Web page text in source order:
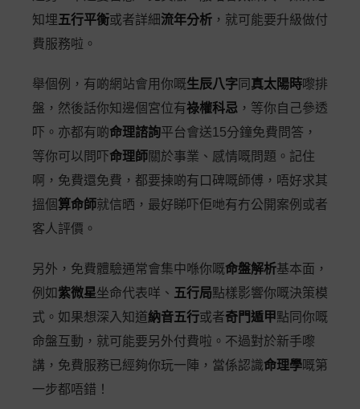
知埋五行平衡或者詳細流年分析 ，就可能要升級做付
費服務啦。
舉個例，有啲網站會用你嘅生辰八字 同 真太陽時嚟排
盤，然後話你知邊個宮位有祿權科忌 ，等你自己參透
吓。亦都有啲命理諮詢平台會送15分鐘免費問答，
等你可以問吓命理師關於事業、感情嘅問題。記住
啊，免費還免費，都要揀啲有口碑嘅師傅，唔好求其
搵個 算命師就信晒，最好睇吓佢哋有冇公開案例或者
客人評價。
另外，免費體驗通常會集中喺你嘅命盤解析基本面，
例如 紫微星坐命代表咩、 五行局點樣影響你嘅決策模
式。如果想深入知道納音五行或者奇門遁甲點同你嘅
命盤互動，就可能要另外付費啦。不過對於新手嚟
講，免費服務已經夠你玩一陣，當係認識命理學嘅第
一步都唔錯！